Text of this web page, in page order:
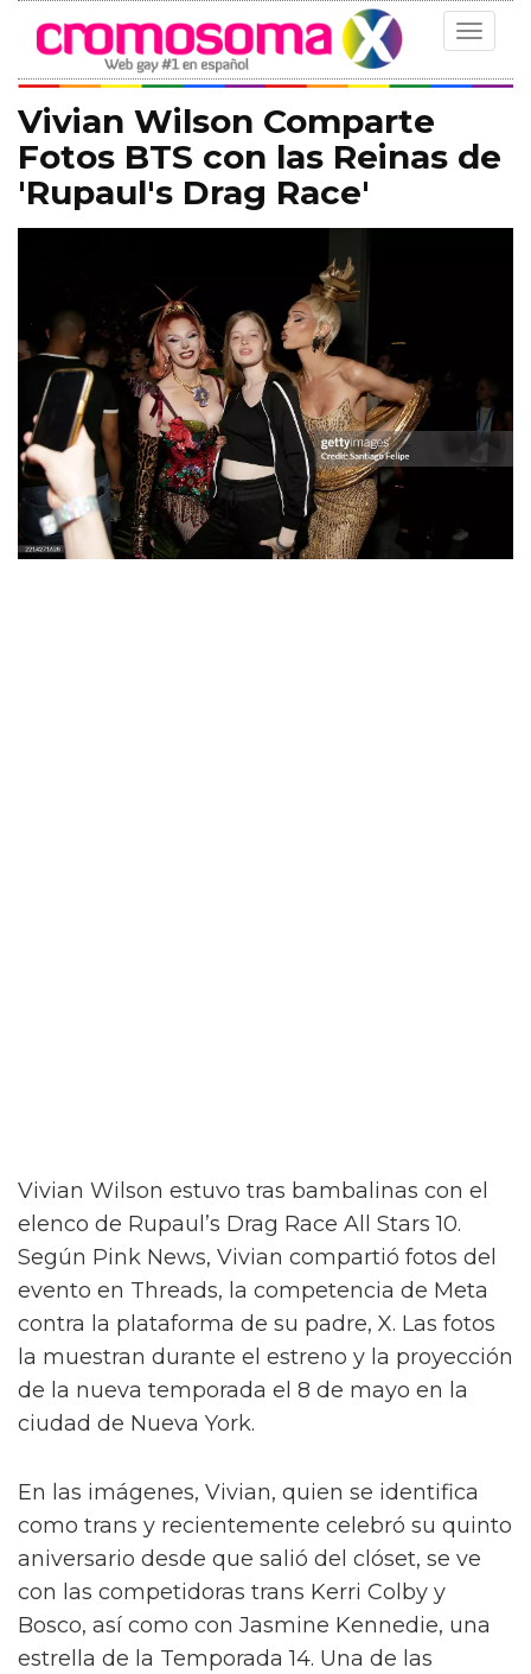
Toggle
Vivian Wilson Comparte
Fotos BTS con las Reinas de
'Rupaul's Drag Race'
Vivian Wilson estuvo tras bambalinas con el
elenco de Rupaul’s Drag Race All Stars 10.
Según Pink News, Vivian compartió fotos del
evento en Threads, la competencia de Meta
contra la plataforma de su padre, X. Las fotos
la muestran durante el estreno y la proyección
de la nueva temporada el 8 de mayo en la
ciudad de Nueva York.
En las imágenes, Vivian, quien se identifica
como trans y recientemente celebró su quinto
aniversario desde que salió del clóset, se ve
con las competidoras trans Kerri Colby y
Bosco, así como con Jasmine Kennedie, una
estrella de la Temporada 14. Una de las